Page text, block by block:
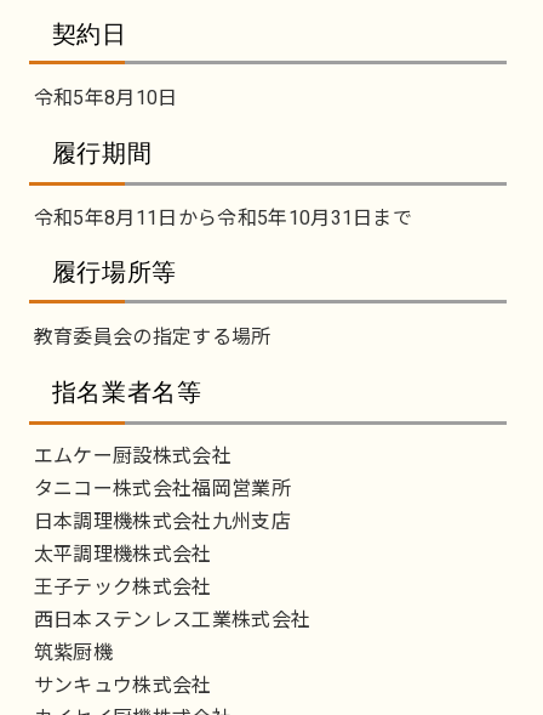
契約日
令和5年8月10日
履行期間
令和5年8月11日から令和5年10月31日まで
履行場所等
教育委員会の指定する場所
指名業者名等
エムケー厨設株式会社
タニコー株式会社福岡営業所
日本調理機株式会社九州支店
太平調理機株式会社
王子テック株式会社
西日本ステンレス工業株式会社
筑紫厨機
サンキュウ株式会社